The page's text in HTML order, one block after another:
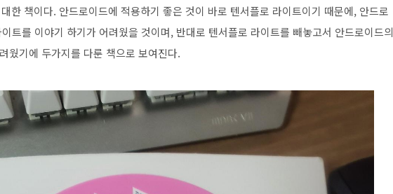
책이다. 안드로이드에 적용하기 좋은 것이 바로 텐서플로 라이트이기 때문에, 안드로
트를 이야기 하기가 어려웠을 것이며, 반대로 텐서플로 라이트를 빼놓고서 안드로이드의
웠기에 두가지를 다룬 책으로 보여진다.